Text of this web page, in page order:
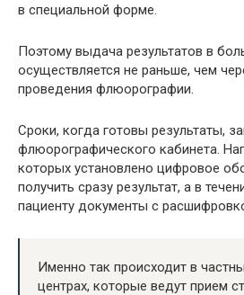
в специальной форме.
Поэтому выдача результатов в
осуществляется не раньше, чем
проведения флюорографии.
Сроки, когда готовы результаты,
флюорографического кабинета.
которых установлено цифровое
получить сразу результат, а в
пациенту документы с
Именно так происходит в
центрах, которые ведут прием